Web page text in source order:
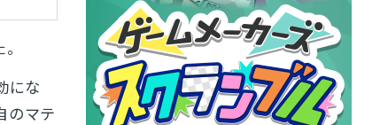
にな
のマテ